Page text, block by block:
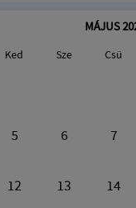
MÁJUS
Ked Sze Csü
5 6 7
12 13 14